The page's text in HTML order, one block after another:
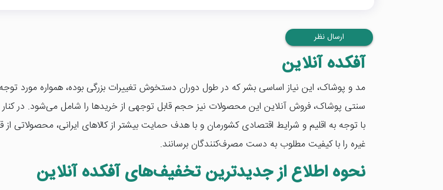
ارسال نظر
آفکده آنلاین
مد و پوشاک، این نیاز اساسی بشر که در طول دوران دستخوش تغییرات بزرگی بوده، همواره مورد توجه
سنتی پوشاک، فروش آنلاین این محصولات نیز حجم قابل توجهی از خریدها را شامل می‌شود. در
با توجه به اقلیم و شرایط اقتصادی کشورمان و با هدف حمایت بیشتر از کالاهای ایرانی،
غیره را با کیفیت مطلوب به دست مصرف‌کنندگان برسانند.
نحوه اطلاع از جدیدترین تخفیف‌های آفکده آنلاین